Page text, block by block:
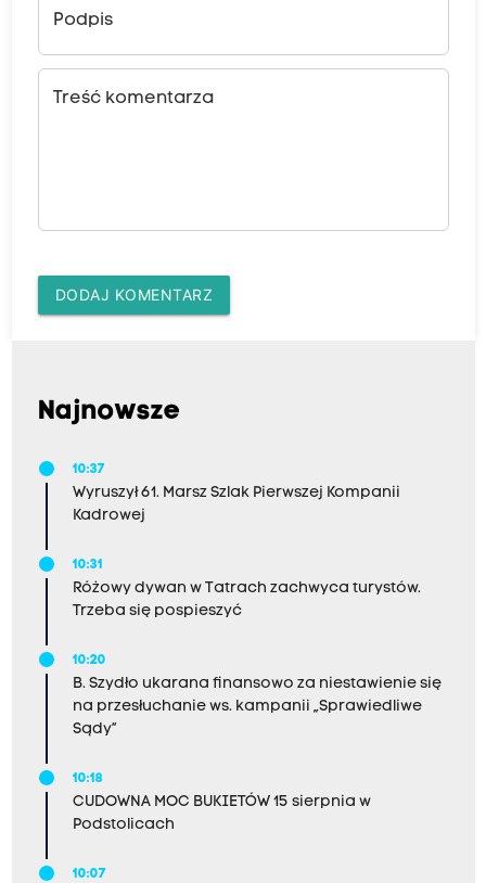
Podpis
Treść komentarza
DODAJ KOMENTARZ
Najnowsze
10:37
Wyruszył 61. Marsz Szlak Pierwszej Kompanii
Kadrowej
10:31
Różowy dywan w Tatrach zachwyca turystów.
Trzeba się pospieszyć
10:20
B. Szydło ukarana finansowo za niestawienie się
na przesłuchanie ws. kampanii „Sprawiedliwe
Sądy”
10:18
CUDOWNA MOC BUKIETÓW 15 sierpnia w
Podstolicach
10:07